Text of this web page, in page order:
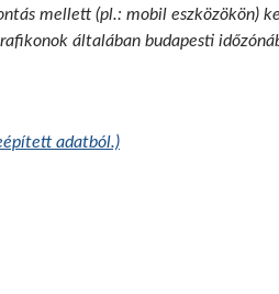
mellett (pl.: mobil eszközökön)
általában budapesti
adatból.)